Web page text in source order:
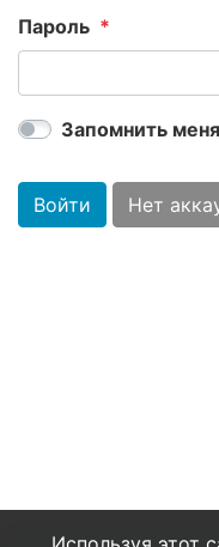
Пароль
Запомнить меня
Войти Нет